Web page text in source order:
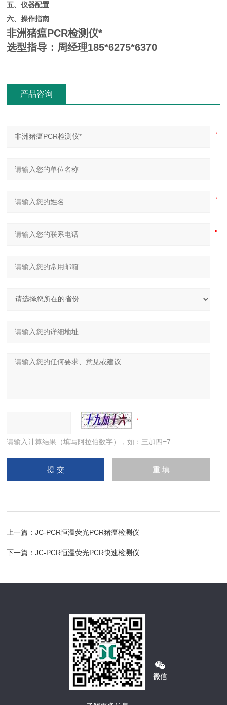
五、仪器配置
六、操作指南
非洲猪瘟PCR检测仪*
选型指导：周经理185*6275*6370
产品咨询
请输入计算结果（填写阿拉伯数字），如：三加四=7
上一篇：JC-PCR恒温荧光PCR猪瘟检测仪
下一篇：JC-PCR恒温荧光PCR快速检测仪